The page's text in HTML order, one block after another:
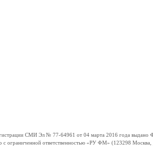
СМИ Эл № 77-64961 от 04 марта 2016 года выдано
ограниченной ответственностью «РУ ФМ» (123298